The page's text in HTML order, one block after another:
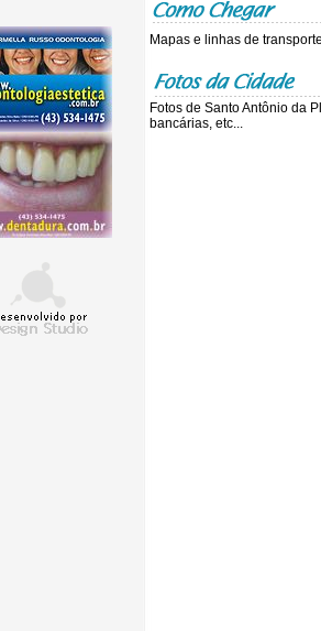
Mapas e linhas de
Fotos de Santo Antônio da
bancárias, etc...